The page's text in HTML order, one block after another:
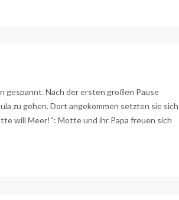
gespannt. Nach der ersten großen Pause
zu gehen. Dort angekommen setzten sie sich
will Meer!“: Motte und ihr Papa freuen sich